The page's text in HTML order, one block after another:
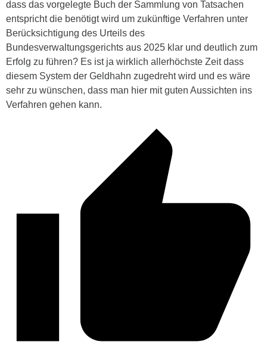
dass das vorgelegte Buch der Sammlung von Tatsachen
entspricht die benötigt wird um zukünftige Verfahren unter
Berücksichtigung des Urteils des
Bundesverwaltungsgerichts aus 2025 klar und deutlich zum
Erfolg zu führen? Es ist ja wirklich allerhöchste Zeit dass
diesem System der Geldhahn zugedreht wird und es wäre
sehr zu wünschen, dass man hier mit guten Aussichten ins
Verfahren gehen kann.